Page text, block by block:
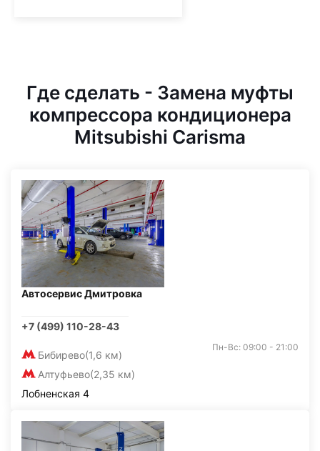
Где сделать - Замена муфты
компрессора кондиционера
Mitsubishi Carisma
Автосервис Дмитровка
+7 (499) 110-28-43
Бибирево(1,6 км)
Алтуфьево(2,35 км)
Пн-Вс: 09:00 - 21:00
Лобненская 4